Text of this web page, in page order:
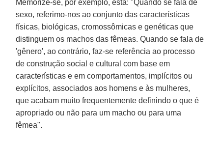
Memorize-se, por exemplo, esta: "Quando se fala de
sexo, referimo-nos ao conjunto das características
físicas, biológicas, cromossômicas e genéticas que
distinguem os machos das fêmeas. Quando se fala de
'gênero', ao contrário, faz-se referência ao processo
de construção social e cultural com base em
características e em comportamentos, implícitos ou
explícitos, associados aos homens e às mulheres,
que acabam muito frequentemente definindo o que é
apropriado ou não para um macho ou para uma
fêmea".